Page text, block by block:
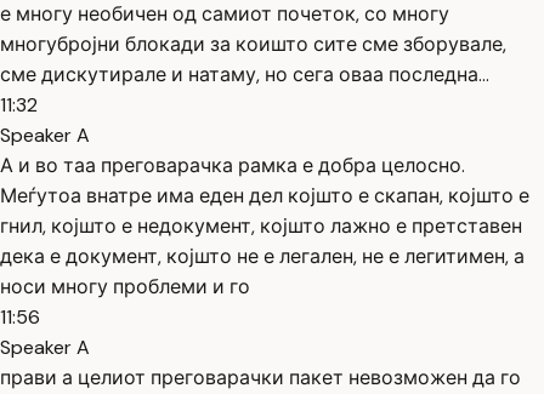
е многу необичен од самиот почеток, со многу
многубројни блокади за коишто сите сме зборувале,
сме дискутирале и натаму, но сега оваа последна...
11:32
Speaker A
А и во таа преговарачка рамка е добра целосно.
Меѓутоа внатре има еден дел којшто е скапан, којшто е
гнил, којшто е недокумент, којшто лажно е претставен
дека е документ, којшто не е легален, не е легитимен, а
носи многу проблеми и го
11:56
Speaker A
прави а целиот преговарачки пакет невозможен да го